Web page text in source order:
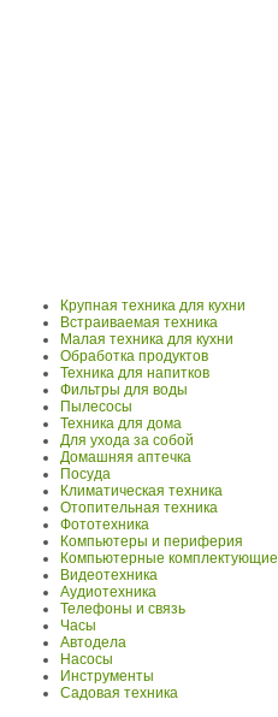
Крупная техника для кухни
Встраиваемая техника
Малая техника для кухни
Обработка продуктов
Техника для напитков
Фильтры для воды
Пылесосы
Техника для дома
Для ухода за собой
Домашняя аптечка
Посуда
Климатическая техника
Отопительная техника
Фототехника
Компьютеры и периферия
Компьютерные комплектующие
Видеотехника
Аудиотехника
Телефоны и связь
Часы
Автодела
Насосы
Инструменты
Садовая техника